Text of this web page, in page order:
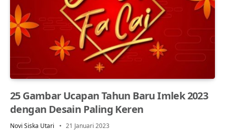
25 Gambar Ucapan Tahun Baru Imlek 2023
dengan Desain Paling Keren
Novi Siska Utari 21 Januari 2023